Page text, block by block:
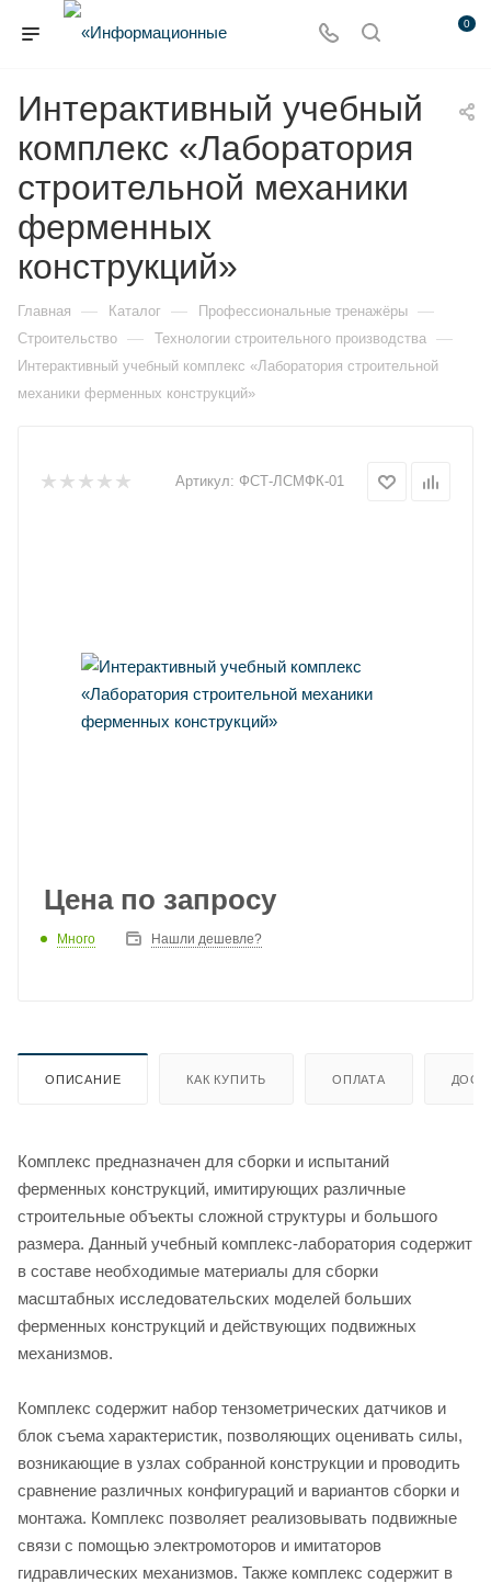
0
Интерактивный учебный
комплекс «Лаборатория
строительной механики
ферменных
конструкций»
Главная — Каталог — Профессиональные тренажёры —
Строительство — Технологии строительного производства —
Интерактивный учебный комплекс «Лаборатория строительной
механики ферменных конструкций»
Артикул: ФСТ-ЛСМФК-01
Цена по запросу
Много Нашли дешевле?
ОПИСАНИЕ КАК КУПИТЬ ОПЛАТА
Комплекс предназначен для сборки и испытаний
ферменных конструкций, имитирующих различные
строительные объекты сложной структуры и большого
размера. Данный учебный комплекс-лаборатория содержит
в составе необходимые материалы для сборки
масштабных исследовательских моделей больших
ферменных конструкций и действующих подвижных
механизмов.
Комплекс содержит набор тензометрических датчиков и
блок съема характеристик, позволяющих оценивать силы,
возникающие в узлах собранной конструкции и проводить
сравнение различных конфигураций и вариантов сборки и
монтажа. Комплекс позволяет реализовывать подвижные
связи с помощью электромоторов и имитаторов
гидравлических механизмов. Также комплекс содержит в